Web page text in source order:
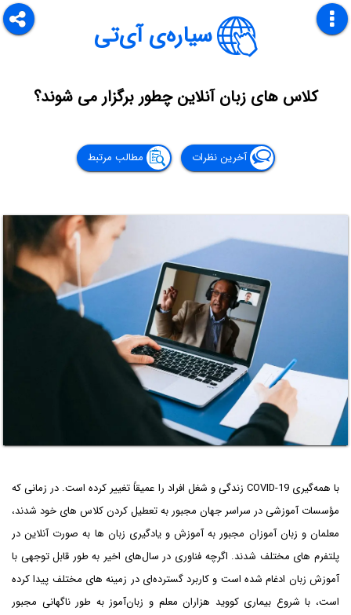
سیاره‌ی آی‌تی
کلاس های زبان آنلاین چطور برگزار می شوند؟
آخرین نظرات مطالب مرتبط
با همه‌گیری COVID-19 زندگی و شغل افراد را عمیقاً تغییر کرده است. در زمانی که
مؤسسات آموزشی در سراسر جهان مجبور به تعطیل کردن کلاس های خود شدند،
معلمان و زبان آموزان مجبور به آموزش و یادگیری زبان ها به صورت آنلاین در
پلتفرم های مختلف شدند. اگرچه فناوری در سال‌های اخیر به طور قابل توجهی با
آموزش زبان ادغام شده است و کاربرد گسترده‌ای در زمینه های مختلف پیدا کرده
است، با شروع بیماری کووید هزاران معلم و زبان‌آموز به طور ناگهانی مجبور